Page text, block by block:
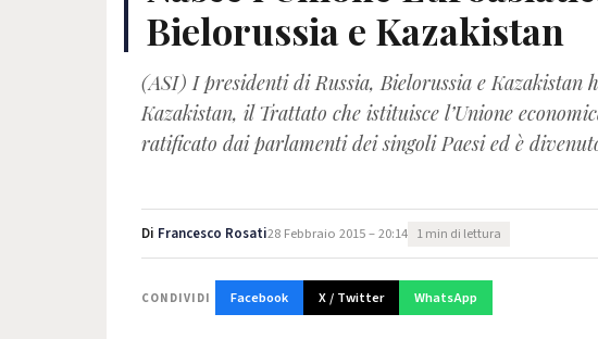
Bielorussia e Kazakistan
(ASI) I presidenti di Russia, Bielorussia e Kazakistan
Kazakistan, il Trattato che istituisce l’Unione
ratificato dai parlamenti dei singoli
Di Francesco Rosati28 Febbraio 2015 – 20:14 1 min di lettura
CONDIVIDI Facebook X / Twitter WhatsApp